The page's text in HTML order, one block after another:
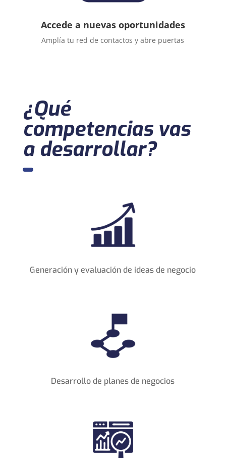
Accede a nuevas oportunidades
Amplía tu red de contactos y abre puertas
¿Qué
competencias vas
a desarrollar?
Generación y evaluación de ideas de negocio
Desarrollo de planes de negocios